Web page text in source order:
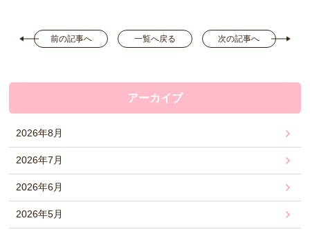
前の記事へ 一覧へ戻る 次の記事へ
アーカイブ
2026年8月
2026年7月
2026年6月
2026年5月